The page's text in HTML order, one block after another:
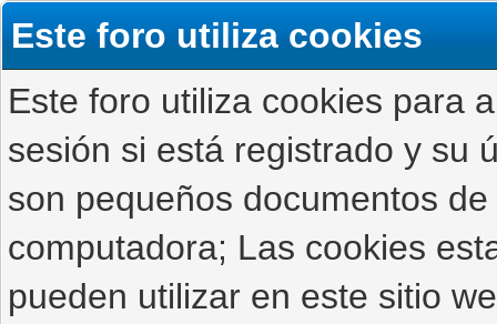
Este foro utiliza cookies
Este foro utiliza cookies para
sesión si está registrado y su
son pequeños documentos
computadora; Las cookies
pueden utilizar en este sitio